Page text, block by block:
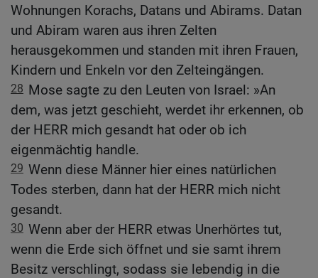
Wohnungen Korachs, Datans und Abirams. Datan
und Abiram waren aus ihren Zelten
herausgekommen und standen mit ihren Frauen,
Kindern und Enkeln vor den Zelteingängen.
28 Mose sagte zu den Leuten von Israel: »An
dem, was jetzt geschieht, werdet ihr erkennen, ob
der HERR mich gesandt hat oder ob ich
eigenmächtig handle.
29 Wenn diese Männer hier eines natürlichen
Todes sterben, dann hat der HERR mich nicht
gesandt.
30 Wenn aber der HERR etwas Unerhörtes tut,
wenn die Erde sich öffnet und sie samt ihrem
Besitz verschlingt, sodass sie lebendig in die